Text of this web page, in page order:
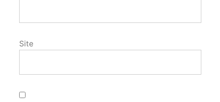
Site